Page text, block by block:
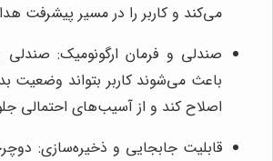
می‌کند و کاربر را در مسیر پیشرفت
صندلی و فرمان ارگونومیک: صندلی
باعث می‌شوند کاربر بتواند وضعیت
اصلاح کند و از آسیب‌های احتمالی
قابلیت جابجایی و ذخیره‌سازی: